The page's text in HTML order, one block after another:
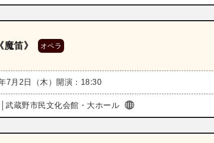
笛》 オペラ
7月2日（木） 開演：18:30
武蔵野市民文化会館・大ホール